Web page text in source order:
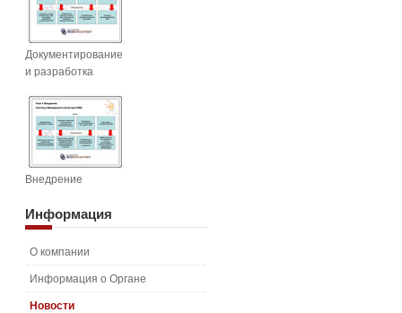
Документирование
и разработка
Внедрение
Информация
О компании
Информация о Органе
Новости